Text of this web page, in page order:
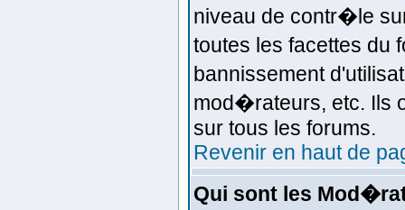
niveau de contr�le
toutes les facettes du
bannissement
mod�rateurs, etc. Ils
sur tous les forums.
Revenir en haut de
Qui sont les